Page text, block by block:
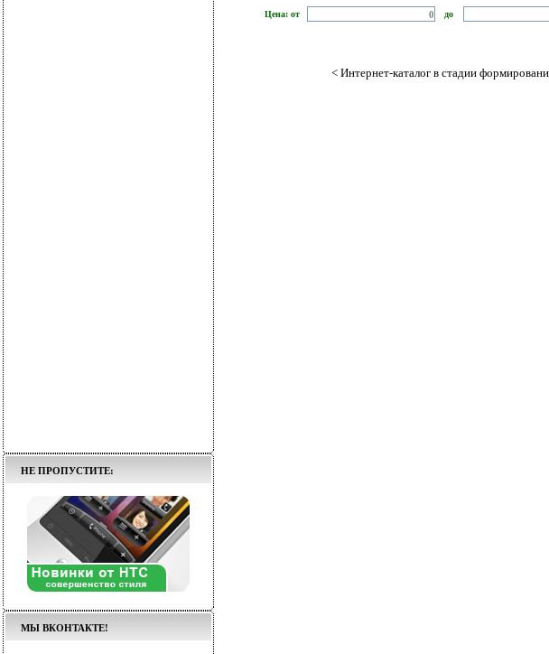
НЕ ПРОПУСТИТЕ:
МЫ ВКОНТАКТЕ!
Цена: от до
< Интернет-каталог в стадии